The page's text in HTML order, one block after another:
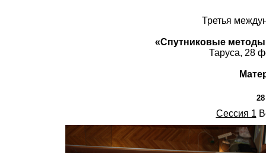
Третья
«Спутниковые
Таруса, 28
Сессия 1